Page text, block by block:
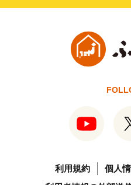
利用規約
個人